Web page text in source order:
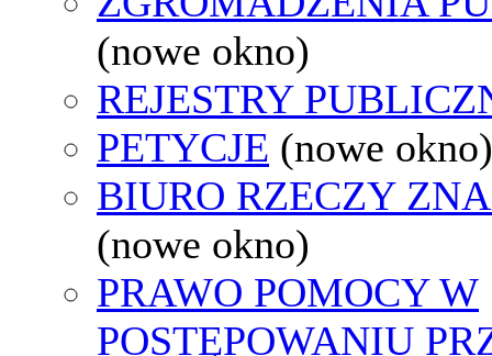
(nowe okno)
REJESTRY
PETYCJE (nowe okno)
BIURO RZECZY
(nowe okno)
PRAWO POMOCY W
POSTĘPOWANIU